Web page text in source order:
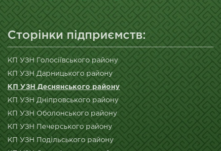
Сторінки підприємств:
КП УЗН Голосіївського району
КП УЗН Дарницького району
КП УЗН Деснянського району
КП УЗН Дніпровського району
КП УЗН Оболонського району
КП УЗН Печерського району
КП УЗН Подільського району